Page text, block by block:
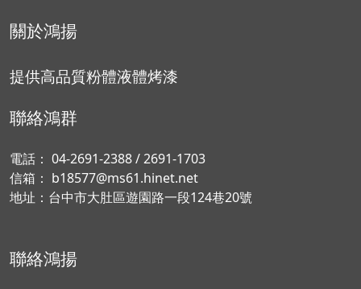
關於鴻揚
提供高品質粉體液體烤漆
聯絡鴻群
電話： 04-2691-2388/2691-1703
信箱： b18577@ms61.hinet.net
地址： 台中市大肚區遊園路一段124巷20號
聯絡鴻揚